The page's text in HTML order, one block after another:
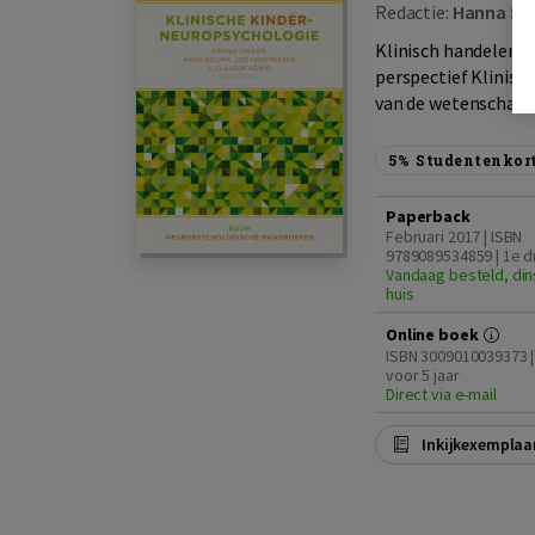
Redactie: Hanna
Klinisch handelen
perspectief
van de
5%
Paperback
Februari 2017 | ISBN
9789089534859 | 1e
Vandaag besteld,
huis
Online boek
ISBN 3009010039373
voor 5 jaar
Direct via e-mail